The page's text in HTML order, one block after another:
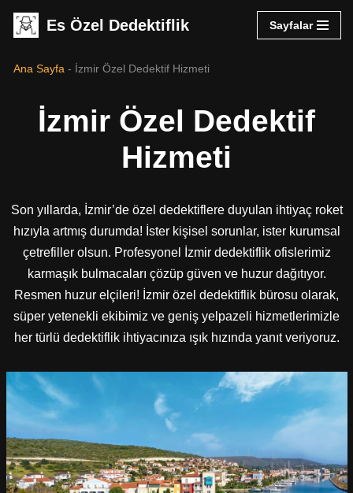
geç
Es Özel Dedektiflik Sayfalar
Ana Sayfa - İzmir Özel Dedektif Hizmeti
İzmir Özel Dedektif
Hizmeti
Son yıllarda, İzmir’de özel dedektiflere duyulan ihtiyaç roket
hızıyla artmış durumda! İster kişisel sorunlar, ister kurumsal
çetrefiller olsun. Profesyonel İzmir dedektiflik ofislerimiz
karmaşık bulmacaları çözüp güven ve huzur dağıtıyor.
Resmen huzur elçileri! İzmir özel dedektiflik bürosu olarak,
süper yetenekli ekibimiz ve geniş yelpazeli hizmetlerimizle
her türlü dedektiflik ihtiyacınıza ışık hızında yanıt veriyoruz.